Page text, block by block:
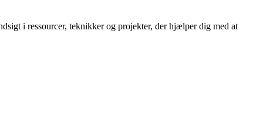
i ressourcer, teknikker og projekter, der hjælper dig med at